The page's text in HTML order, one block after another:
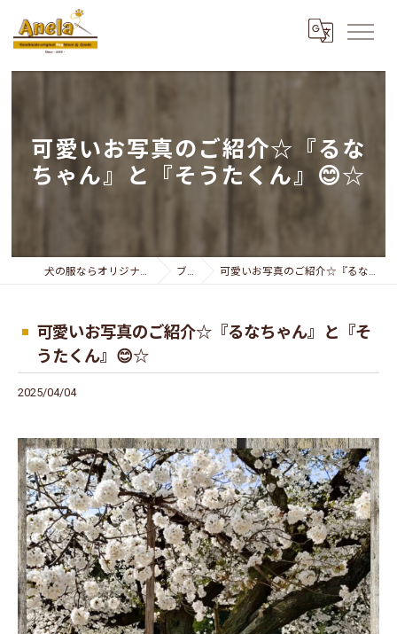
可愛いお写真のご紹介☆『るな
ちゃん』と『そうたくん』😊☆
犬の服ならオリジナリティー溢れるAnela ブログ 可愛いお写真のご紹介☆『るなちゃん』と『そうたくん』😊☆
可愛いお写真のご紹介☆『るなちゃん』と『そ
うたくん』😊☆
2025/04/04